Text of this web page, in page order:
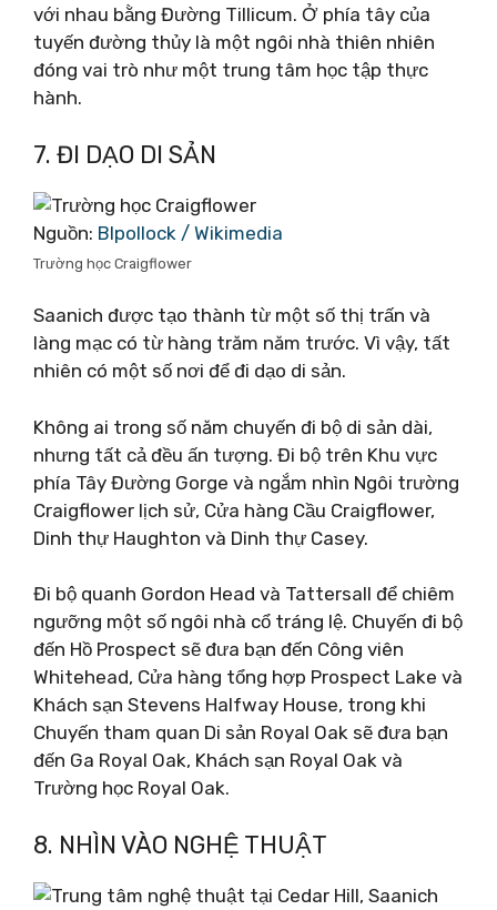
với nhau bằng Đường Tillicum. Ở phía tây của
tuyến đường thủy là một ngôi nhà thiên nhiên
đóng vai trò như một trung tâm học tập thực
hành.
7. ĐI DẠO DI SẢN
Nguồn: Blpollock / Wikimedia
Trường học Craigflower
Saanich được tạo thành từ một số thị trấn và
làng mạc có từ hàng trăm năm trước. Vì vậy, tất
nhiên có một số nơi để đi dạo di sản.
Không ai trong số năm chuyến đi bộ di sản dài,
nhưng tất cả đều ấn tượng. Đi bộ trên Khu vực
phía Tây Đường Gorge và ngắm nhìn Ngôi trường
Craigflower lịch sử, Cửa hàng Cầu Craigflower,
Dinh thự Haughton và Dinh thự Casey.
Đi bộ quanh Gordon Head và Tattersall để chiêm
ngưỡng một số ngôi nhà cổ tráng lệ. Chuyến đi bộ
đến Hồ Prospect sẽ đưa bạn đến Công viên
Whitehead, Cửa hàng tổng hợp Prospect Lake và
Khách sạn Stevens Halfway House, trong khi
Chuyến tham quan Di sản Royal Oak sẽ đưa bạn
đến Ga Royal Oak, Khách sạn Royal Oak và
Trường học Royal Oak.
8. NHÌN VÀO NGHỆ THUẬT